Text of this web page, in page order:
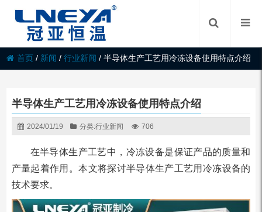
首页 / 新闻 /行业新闻 /半导体生产工艺用冷冻设备使用特点介绍
半导体生产工艺用冷冻设备使用特点介绍
2024/01/19 分类:行业新闻 706
在半导体生产工艺中，冷冻设备是保证产品的质量和
产量起着作用。本文将探讨半导体生产工艺用冷冻设备的
技术要求。